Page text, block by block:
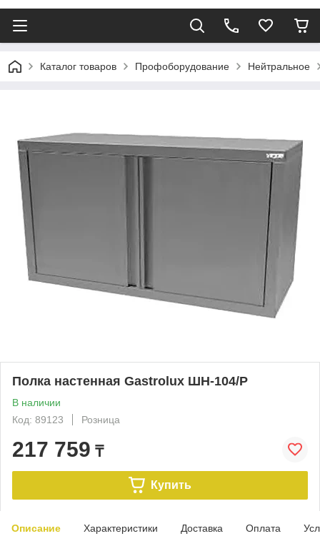
Каталог товаров Профоборудование Нейтральное
Полка настенная Gastrolux ШН-104/Р
В наличии
Код: 89123
Розница
217 759 ₸
Купить
Описание Характеристики Доставка Оплата